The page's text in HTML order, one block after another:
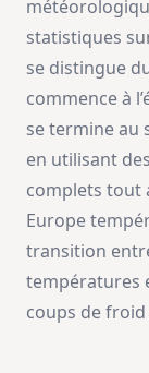
statistiques
se distingue
commence à
se termine au
en utilisant
complets tout
Europe
transition
températures
coups de